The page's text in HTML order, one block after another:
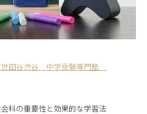
田谷渋谷 中学受験専門塾
科の重要性と効果的な学習法